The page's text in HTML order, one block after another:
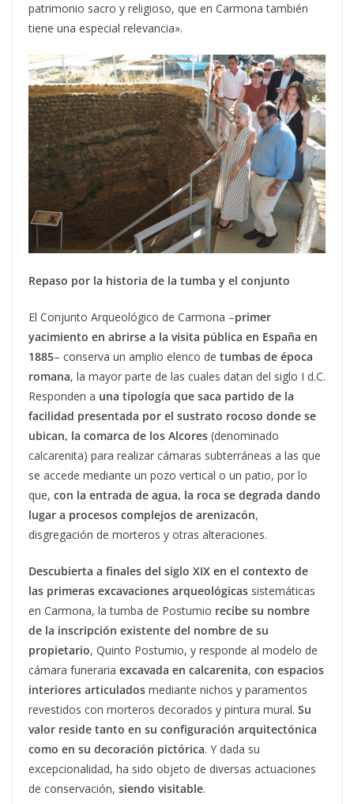
patrimonio sacro y religioso, que en Carmona también
tiene una especial relevancia».
Repaso por la historia de la tumba y el conjunto
El Conjunto Arqueológico de Carmona –primer
yacimiento en abrirse a la visita pública en España en
1885– conserva un amplio elenco de tumbas de época
romana, la mayor parte de las cuales datan del siglo I d.C.
Responden a una tipología que saca partido de la
facilidad presentada por el sustrato rocoso donde se
ubican, la comarca de los Alcores (denominado
calcarenita) para realizar cámaras subterráneas a las que
se accede mediante un pozo vertical o un patio, por lo
que, con la entrada de agua, la roca se degrada dando
lugar a procesos complejos de arenizacón,
disgregación de morteros y otras alteraciones.
Descubierta a finales del siglo XIX en el contexto de
las primeras excavaciones arqueológicas sistemáticas
en Carmona, la tumba de Postumio recibe su nombre
de la inscripción existente del nombre de su
propietario, Quinto Postumio, y responde al modelo de
cámara funeraria excavada en calcarenita, con espacios
interiores articulados mediante nichos y paramentos
revestidos con morteros decorados y pintura mural. Su
valor reside tanto en su configuración arquitectónica
como en su decoración pictórica. Y dada su
excepcionalidad, ha sido objeto de diversas actuaciones
de conservación, siendo visitable.